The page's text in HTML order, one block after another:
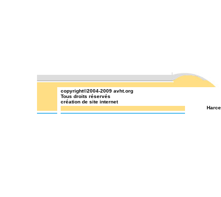
copyright©2004-2009 avht.org
Tous droits réservés
création de site internet